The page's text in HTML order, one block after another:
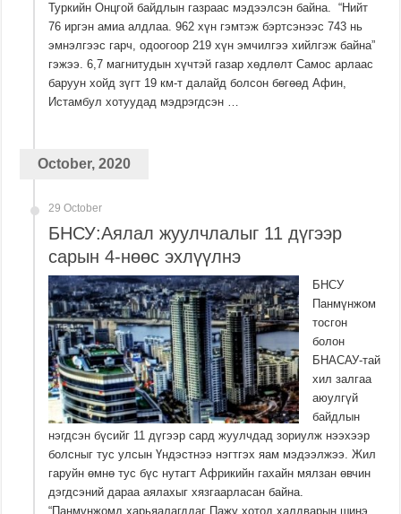
Туркийн Онцгой байдлын газраас мэдээлсэн байна. “Нийт
76 иргэн амиа алдлаа. 962 хүн гэмтэж бэртсэнээс 743 нь
эмнэлгээс гарч, одоогоор 219 хүн эмчилгээ хийлгэж байна”
гэжээ. 6,7 магнитудын хүчтэй газар хөдлөлт Самос арлаас
баруун хойд зүгт 19 км-т далайд болсон бөгөөд Афин,
Истамбул хотуудад мэдрэгдсэн …
October, 2020
29 October
БНСУ:Аялал жуулчлалыг 11 дүгээр
сарын 4-нөөс эхлүүлнэ
БНСУ
Панмүнжом
тосгон
болон
БНАСАУ-тай
хил залгаа
аюулгүй
байдлын
нэгдсэн бүсийг 11 дүгээр сард жуулчдад зориулж нээхээр
болсныг тус улсын Үндэстнээ нэгтгэх яам мэдээлжээ. Жил
гаруйн өмнө тус бүс нутагт Африкийн гахайн мялзан өвчин
дэгдсэний дараа аялахыг хязгаарласан байна.
“Панмүнжомд харьяалагддаг Пажу хотод халдварын шинэ